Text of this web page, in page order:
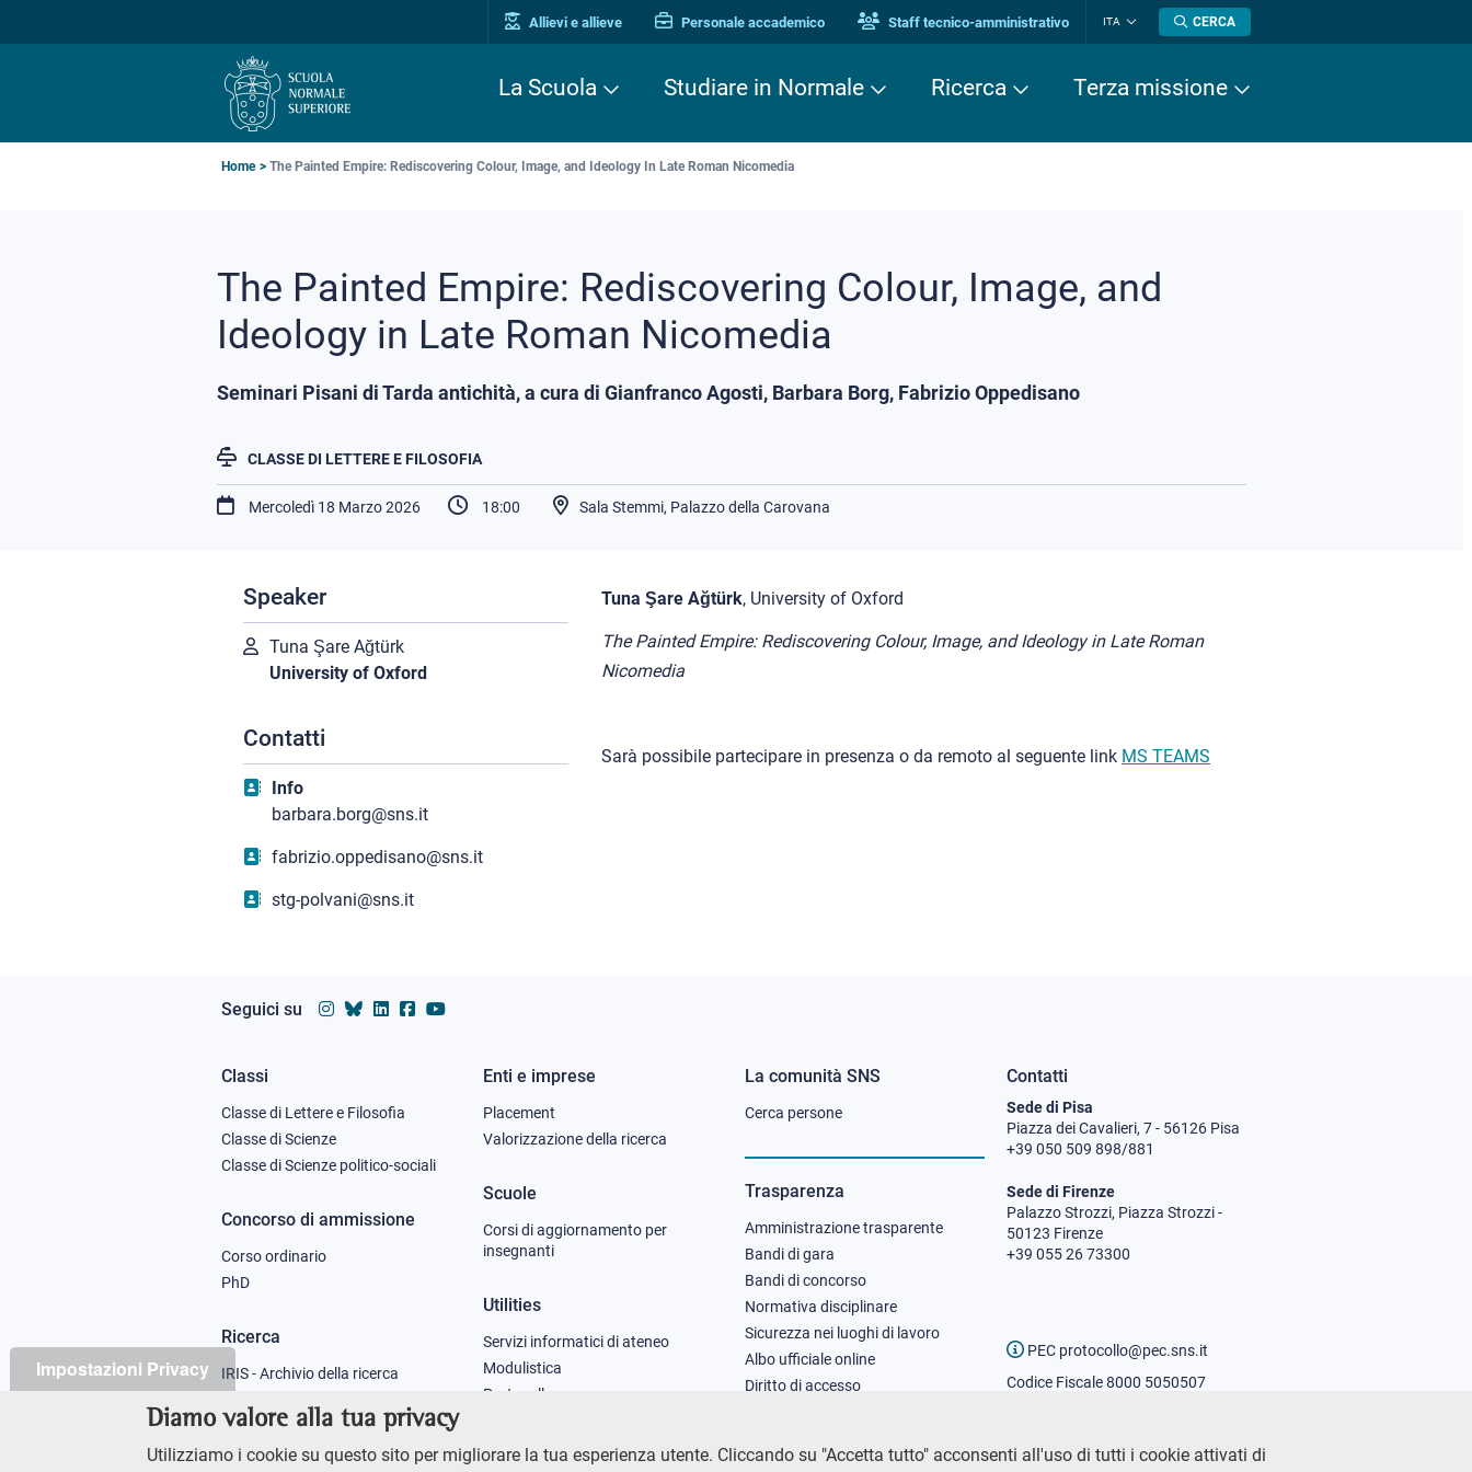
Impostazioni Privacy
Diamo valore alla tua privacy
Utilizziamo i cookie su questo sito per migliorare la tua esperienza utente. Cliccando su "Accetta tutto" acconsenti all'uso di tutti i cookie attivati di
Allievi e allieve Personale accademico Staff tecnico-amministrativo ITA
lingua
CERCA
La Scuola Studiare in Normale Ricerca Terza missione
Briciole
pane
Home The Painted Empire: Rediscovering Colour, Image, and Ideology In Late Roman Nicomedia
The Painted Empire: Rediscovering Colour, Image, and
Ideology in Late Roman Nicomedia
Seminari Pisani di Tarda antichità, a cura di Gianfranco Agosti, Barbara Borg, Fabrizio Oppedisano
CLASSE DI LETTERE E FILOSOFIA
Mercoledì 18 Marzo 2026 18:00 Sala Stemmi, Palazzo della Carovana
Speaker
Tuna Şare Ağtürk
University of Oxford
Contatti
Info
barbara.borg@sns.it
fabrizio.oppedisano@sns.it
stg-polvani@sns.it
Tuna Şare Ağtürk, University of Oxford
The Painted Empire: Rediscovering Colour, Image, and Ideology in Late Roman
Nicomedia
Sarà possibile partecipare in presenza o da remoto al seguente link MS TEAMS
Seguici su
Footer
column
Classi
Classe di Lettere e Filosofia
Classe di Scienze
Classe di Scienze politico-sociali
Concorso di ammissione
Corso ordinario
PhD
Ricerca
IRIS - Archivio della ricerca
Didattica
Offerta didattica
Footer
column
2
Enti e imprese
Placement
Valorizzazione della ricerca
Scuole
Corsi di aggiornamento per
insegnanti
Utilities
Servizi informatici di ateneo
Modulistica
Protocollo
Footer
column
3
La comunità SNS
Cerca persone
Trasparenza
Amministrazione trasparente
Bandi di gara
Bandi di concorso
Normativa disciplinare
Sicurezza nei luoghi di lavoro
Albo ufficiale online
Diritto di accesso
Contatti
Sede di Pisa
Piazza dei Cavalieri, 7 - 56126 Pisa
+39 050 509 898/881
Sede di Firenze
Palazzo Strozzi, Piazza Strozzi -
50123 Firenze
+39 055 26 73300
PEC protocollo@pec.sns.it
Codice Fiscale 8000 5050507
Ufficio comunicazione
Addetto stampa